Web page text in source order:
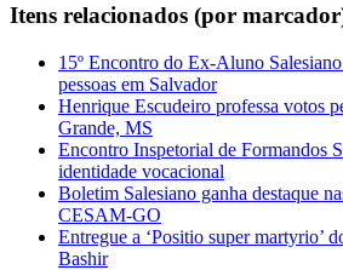
Itens relacionados (por
15º Encontro do Ex-Aluno
pessoas em Salvador
Henrique Escudeiro professa votos
Grande, MS
Encontro Inspetorial de Formandos
identidade vocacional
Boletim Salesiano ganha destaque
CESAM-GO
Entregue a ‘Positio super martyrio’
Bashir